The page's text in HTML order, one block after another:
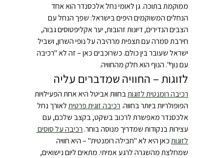
ממוקמת בתוכה. גן לאומי נחל אלכסנדר הוא אחד
הנחלים המשוקמים היפים בישראל: שפך הנחל עם
הצבים הנדירים, דיונות זהובות, יער אקליפטוסים גבוה,
חירבת סמרה עם תצפית מרהיבה על נופי השרון, ושביל
ישראל שעובר בין כולם. כשרוכבים כאן – זה לא "רכיבה
עם נוף". הנוף הוא חלק מהחוויה.
לזוגות – החוויה שמדברים עליה
רכיבה רומנטית לזוגות בחוות אביטל היא אחת הפעילויות
הפופולריות ביותר בחווה. רכיבה זוגית פרטית לאורך נחל
אלכסנדר מאפשרת לרכוב בשקט, בקצב שלכם, עם
עצירות בנקודות שמדריך מנוסה בוחר. רכיבה על סוסים
לזוגות כאן היא לא "חבילה רומנטית" – היא חוויה
שמחלצת מהשגרה לרגע אמיתי. מתאים ליום נישואים,